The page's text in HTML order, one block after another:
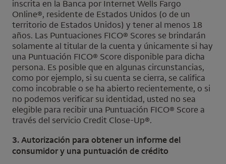
inscrita en la Banca por InternetWells Fargo
Online®, residente de Estados Unidos (o de un
territorio de Estados Unidos) y tener al menos 18
años. Las Puntuaciones FICO® Scores se brindarán
solamente al titular de la cuenta y únicamente si hay
una Puntuación FICO® Score disponible para dicha
persona. Es posible que en algunas circunstancias,
como por ejemplo, si su cuenta se cierra, se califica
como incobrable o se ha abierto recientemente, o si
no podemos verificar su identidad, usted no sea
elegible para recibir una Puntuación FICO® Score a
través del servicio Credit Close-Up®.
3. Autorización para obtener un informe del
consumidor y una puntuación de crédito